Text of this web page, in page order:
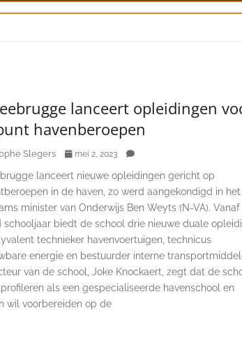
lanceert opleidingen
havenberoepen
Slegers mei 2, 2023
lanceert nieuwe opleidingen gericht op
in de haven, zo werd aangekondigd in het
minister van Onderwijs Ben Weyts (N-VA). Vanaf
schooljaar biedt de school drie nieuwe duale
technieker havenvoertuigen, technicus
energie en bestuurder interne
van de school, Joke Knockaert, zegt dat de
als een gespecialiseerde havenschool en
wil voorbereiden op de